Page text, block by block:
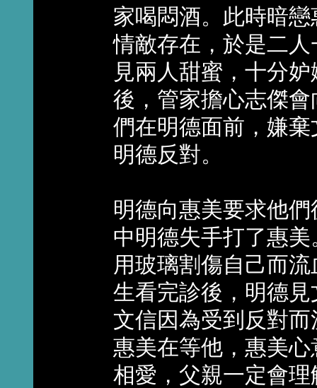
家喝悶酒。此時暗
情敵存在，於是二
見兩人甜蜜，十分
後，管家擔心志傑
們在明德面前，嫌
明德反對。
明德向惠美要求他
中明德失手打了惠
用玻璃割傷自己而
生看完診後，明德
文信因為受到反對
惠美在等他，惠美
相愛，父親一定會理